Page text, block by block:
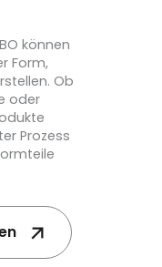
können
Form,
Ob
oder
Prozess